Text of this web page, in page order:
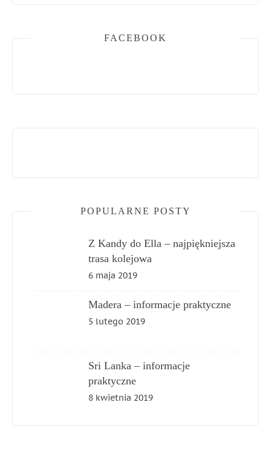
FACEBOOK
POPULARNE POSTY
Z Kandy do Ella – najpiękniejsza
trasa kolejowa
6 maja 2019
Madera – informacje praktyczne
5 lutego 2019
Sri Lanka – informacje
praktyczne
8 kwietnia 2019